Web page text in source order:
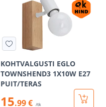
KOHTVALGUSTI EGLO
TOWNSHEND3 1X10W E27
PUIT/TERAS
15.99 € /tk